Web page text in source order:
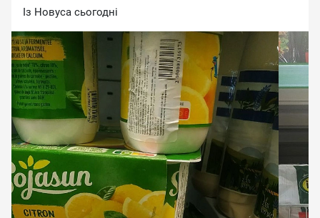
Із Новуса сьогодні